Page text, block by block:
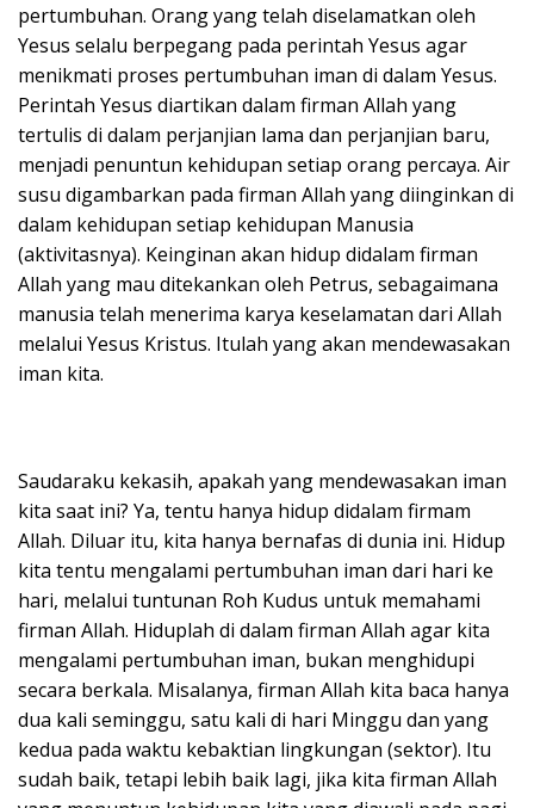
pertumbuhan. Orang yang telah diselamatkan oleh
Yesus selalu berpegang pada perintah Yesus agar
menikmati proses pertumbuhan iman di dalam Yesus.
Perintah Yesus diartikan dalam firman Allah yang
tertulis di dalam perjanjian lama dan perjanjian baru,
menjadi penuntun kehidupan setiap orang percaya. Air
susu digambarkan pada firman Allah yang diinginkan di
dalam kehidupan setiap kehidupan Manusia
(aktivitasnya). Keinginan akan hidup didalam firman
Allah yang mau ditekankan oleh Petrus, sebagaimana
manusia telah menerima karya keselamatan dari Allah
melalui Yesus Kristus. Itulah yang akan mendewasakan
iman kita.
Saudaraku kekasih, apakah yang mendewasakan iman
kita saat ini? Ya, tentu hanya hidup didalam firmam
Allah. Diluar itu, kita hanya bernafas di dunia ini. Hidup
kita tentu mengalami pertumbuhan iman dari hari ke
hari, melalui tuntunan Roh Kudus untuk memahami
firman Allah. Hiduplah di dalam firman Allah agar kita
mengalami pertumbuhan iman, bukan menghidupi
secara berkala. Misalanya, firman Allah kita baca hanya
dua kali seminggu, satu kali di hari Minggu dan yang
kedua pada waktu kebaktian lingkungan (sektor). Itu
sudah baik, tetapi lebih baik lagi, jika kita firman Allah